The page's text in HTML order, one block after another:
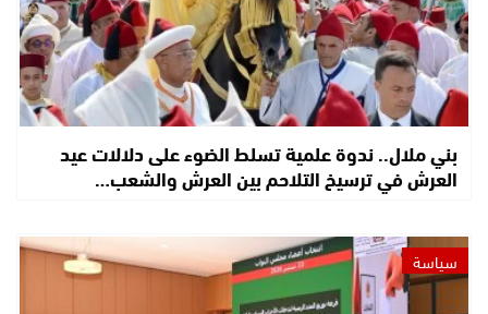
بني ملال.. ندوة علمية تسلط الضوء على دلالات عيد
العرش في ترسيخ التلاحم بين العرش والشعب…
سياسة